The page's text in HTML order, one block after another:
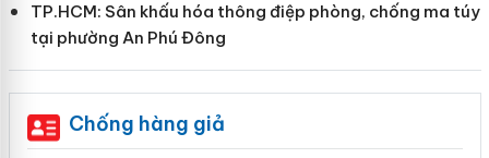
TP.HCM: Sân khấu hóa thông điệp phòng, chống ma túy
tại phường An Phú Đông
Chống hàng giả